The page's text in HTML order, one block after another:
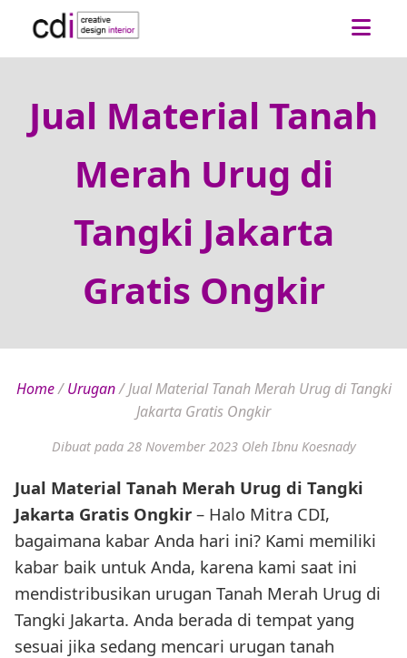
Jual Material Tanah
Merah Urug di
Tangki Jakarta
Gratis Ongkir
Home/Urugan/Jual Material Tanah Merah Urug di Tangki
Jakarta Gratis Ongkir
Dibuat pada 28 November 2023 Oleh Ibnu Koesnady
Jual Material Tanah Merah Urug di Tangki
Jakarta Gratis Ongkir – Halo Mitra CDI,
bagaimana kabar Anda hari ini? Kami memiliki
kabar baik untuk Anda, karena kami saat ini
mendistribusikan urugan Tanah Merah Urug di
Tangki Jakarta. Anda berada di tempat yang
sesuai jika sedang mencari urugan tanah